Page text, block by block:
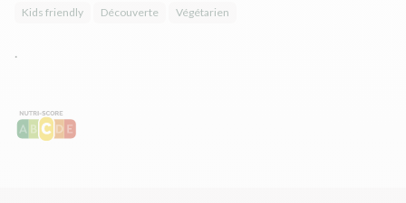
Kids friendly Découverte Végétarien